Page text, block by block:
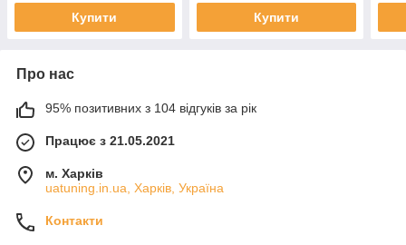
Купити Купити
Про нас
95% позитивних з 104 відгуків за рік
Працює з 21.05.2021
м. Харків
uatuning.in.ua, Харків, Україна
Контакти